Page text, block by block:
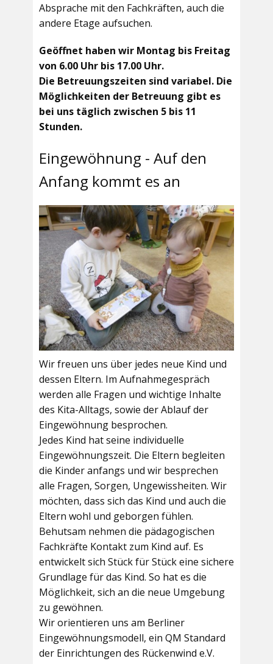
Absprache mit den Fachkräften, auch die
andere Etage aufsuchen.
Geöffnet haben wir Montag bis Freitag
von 6.00 Uhr bis 17.00 Uhr.
Die Betreuungszeiten sind variabel. Die
Möglichkeiten der Betreuung gibt es
bei uns täglich zwischen 5 bis 11
Stunden.
Eingewöhnung - Auf den
Anfang kommt es an
Wir freuen uns über jedes neue Kind und
dessen Eltern. Im Aufnahmegespräch
werden alle Fragen und wichtige Inhalte
des Kita-Alltags, sowie der Ablauf der
Eingewöhnung besprochen.
Jedes Kind hat seine individuelle
Eingewöhnungszeit. Die Eltern begleiten
die Kinder anfangs und wir besprechen
alle Fragen, Sorgen, Ungewissheiten. Wir
möchten, dass sich das Kind und auch die
Eltern wohl und geborgen fühlen.
Behutsam nehmen die pädagogischen
Fachkräfte Kontakt zum Kind auf. Es
entwickelt sich Stück für Stück eine sichere
Grundlage für das Kind. So hat es die
Möglichkeit, sich an die neue Umgebung
zu gewöhnen.
Wir orientieren uns am Berliner
Eingewöhnungsmodell, ein QM Standard
der Einrichtungen des Rückenwind e.V.